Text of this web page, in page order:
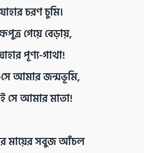
যাহার চরণ চুমি।
গেয়ে বেড়ায়,
পূণ্য-গাথা!
সে আমার জন্মভূমি,
সে আমার মাতা!
মায়ের সবুজ আঁচল